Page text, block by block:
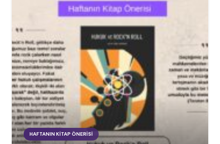
HAFTANIN KITAP ÖNERISI